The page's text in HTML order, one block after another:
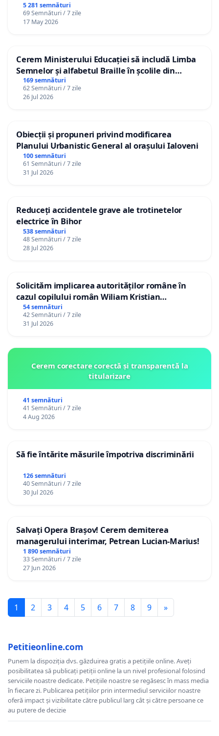
5 281 semnături
69 Semnături / 7 zile
17 May 2026
Cerem Ministerului Educației să includă Limba
Semnelor și alfabetul Braille în școlile din
Republica Moldova!
169 semnături
62 Semnături / 7 zile
26 Jul 2026
Obiecții și propuneri privind modificarea
Planului Urbanistic General al orașului Ialoveni
100 semnături
61 Semnături / 7 zile
31 Jul 2026
Reduceți accidentele grave ale trotinetelor
electrice în Bihor
538 semnături
48 Semnături / 7 zile
28 Jul 2026
Solicităm implicarea autorităților române în
cazul copilului român Wiliam Kristian
Gheorghe, aflat în plasament în Danemarca de
12 ani
54 semnături
42 Semnături / 7 zile
31 Jul 2026
Cerem corectare corectă și transparentă la
titularizare
41 semnături
41 Semnături / 7 zile
4 Aug 2026
Să fie întărite măsurile împotriva discriminării
126 semnături
40 Semnături / 7 zile
30 Jul 2026
Salvați Opera Brașov! Cerem demiterea
managerului interimar, Petrean Lucian-Marius!
1 890 semnături
33 Semnături / 7 zile
27 Jun 2026
1 2 3 4 5 6 7 8 9 »
Petitieonline.com
Punem la dispoziția dvs. găzduirea gratis a petițiile online. Aveți
posibilitatea să publicați petiții online la un nivel profesional folosind
serviciile noastre dedicate. Petițiile noastre se regăsesc în mass media
în fiecare zi. Publicarea petițiilor prin intermediul serviciilor noastre
oferă impact și vizibilitate către publicul larg cât și către persoane ce
au putere de decizie